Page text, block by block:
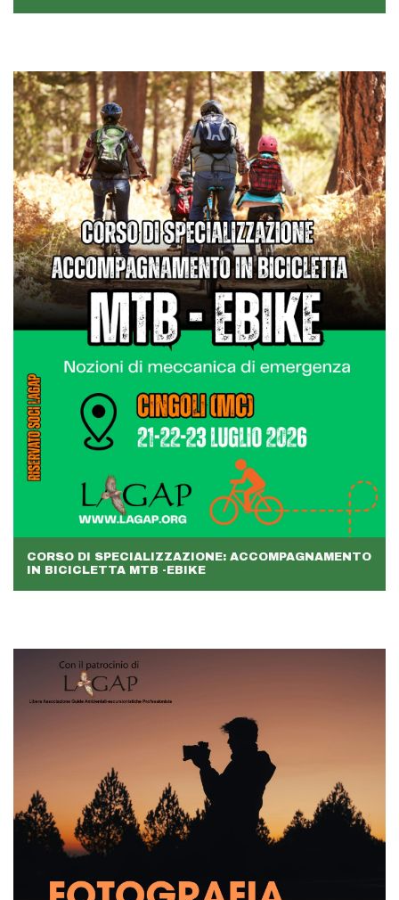
CORSO DI SPECIALIZZAZIONE: ACCOMPAGNAMENTO
IN BICICLETTA MTB -EBIKE